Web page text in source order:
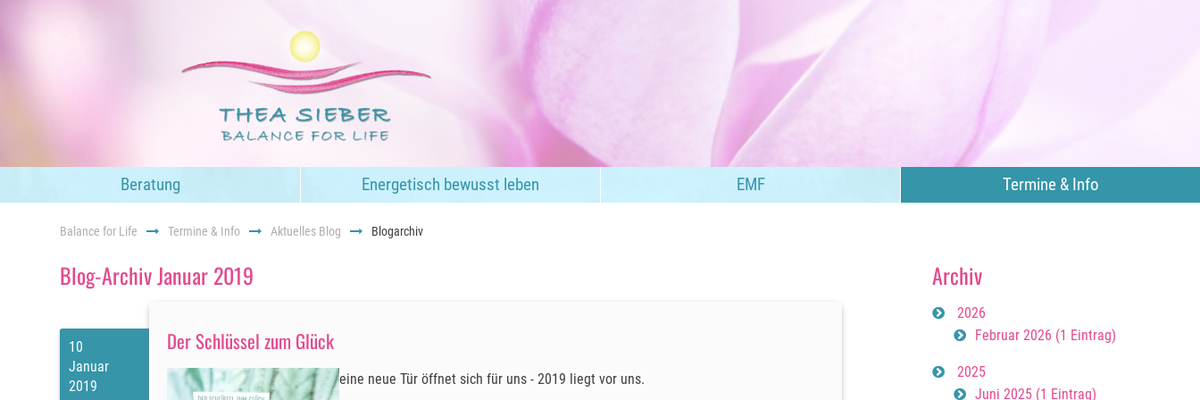
überspringen
Beratung Energetisch bewusst leben EMF Termine & Info
Balance for Life Termine & Info Aktuelles Blog Blogarchiv
Blog-Archiv Januar 2019
10
Januar
2019
Der Schlüssel zum Glück
eine neue Tür öffnet sich für uns - 2019 liegt vor uns.
Archiv
2026
Februar 2026 (1 Eintrag)
2025
Juni 2025 (1 Eintrag)